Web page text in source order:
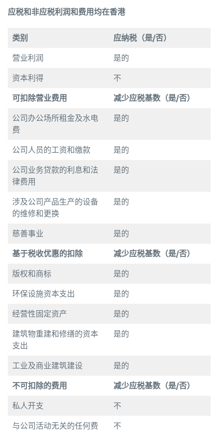
应税和非应税利润和费用均在香港
类别 应纳税 （是/否）
营业利润 是的
资本利得 不
可扣除营业费用 减少应税基数 （是/否）
公司办公场所租金及水电
费
是的
公司人员的工资和缴款 是的
公司业务贷款的利息和法
律费用
是的
涉及公司产品生产的设备
的维修和更换
是的
慈善事业 是的
基于税收优惠的扣除 减少应税基数 （是/否）
版权和商标 是的
环保设施资本支出 是的
经营性固定资产 是的
建筑物重建和修缮的资本
支出
是的
工业及商业建筑建设 是的
不可扣除的费用 减少应税基数 （是/否）
私人开支 不
与公司活动无关的任何费
不